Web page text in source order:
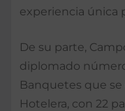
experiencia única
De su parte,
diplomado
Banquetes que se
Hotelera, con 22